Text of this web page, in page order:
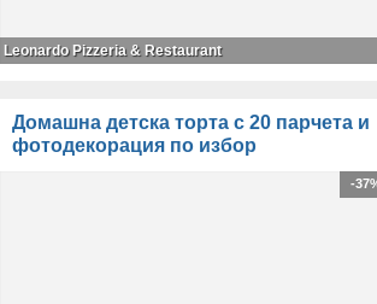
Leonardo Pizzeria & Restaurant
Домашна детска торта с 20 парчета и
фотодекорация по избор
-